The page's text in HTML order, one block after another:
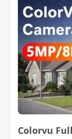
Colorvu